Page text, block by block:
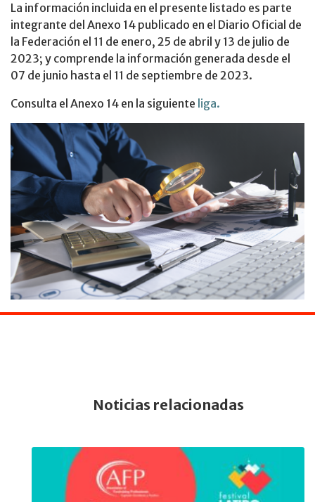
La información incluida en el presente listado es parte
integrante del Anexo 14 publicado en el Diario Oficial de
la Federación el 11 de enero, 25 de abril y 13 de julio de
2023; y comprende la información generada desde el
07 de junio hasta el 11 de septiembre de 2023.
Consulta el Anexo 14 en la siguiente liga.
Noticias relacionadas